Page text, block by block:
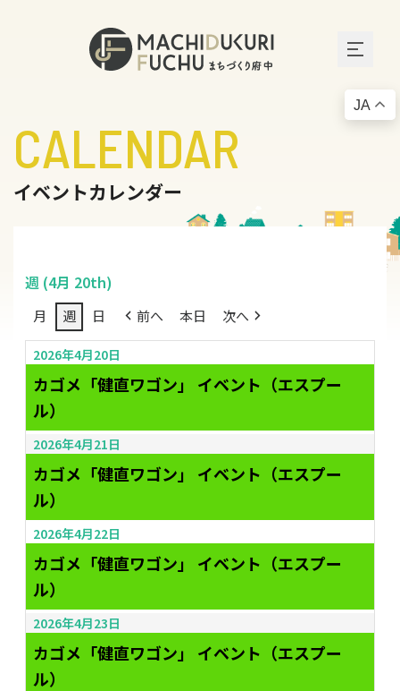
CALENDAR
イベントカレンダー
週 (4月 20th)
月 週 日 前へ 本日 次へ
2026年4月20日
カゴメ「健直ワゴン」 イベント（エスプー
ル）
2026年4月21日
カゴメ「健直ワゴン」 イベント（エスプー
ル）
2026年4月22日
カゴメ「健直ワゴン」 イベント（エスプー
ル）
2026年4月23日
カゴメ「健直ワゴン」 イベント（エスプー
ル）
JA